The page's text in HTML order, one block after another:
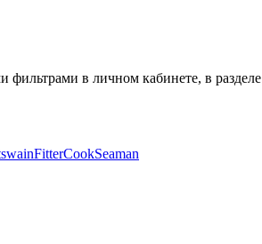
фильтрами в личном кабинете, в разделе
FitterCookSeaman